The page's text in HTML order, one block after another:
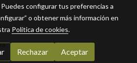
configurar tus preferencias a
o obtener más información en
Política de cookies.
Rechazar Aceptar